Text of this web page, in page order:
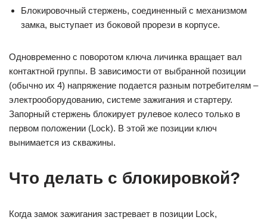
Блокировочный стержень, соединенный с механизмом
замка, выступает из боковой прорези в корпусе.
Одновременно с поворотом ключа личинка вращает вал
контактной группы. В зависимости от выбранной позиции
(обычно их 4) напряжение подается разным потребителям –
электрооборудованию, системе зажигания и стартеру.
Запорный стержень блокирует рулевое колесо только в
первом положении (Lock). В этой же позиции ключ
вынимается из скважины.
Что делать с блокировкой?
Когда замок зажигания застревает в позиции Lock,